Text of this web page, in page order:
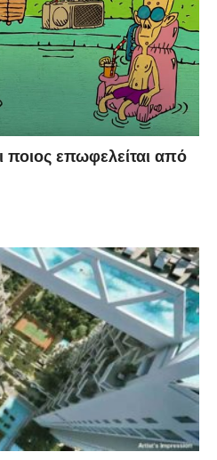
ποιος επωφελείται από